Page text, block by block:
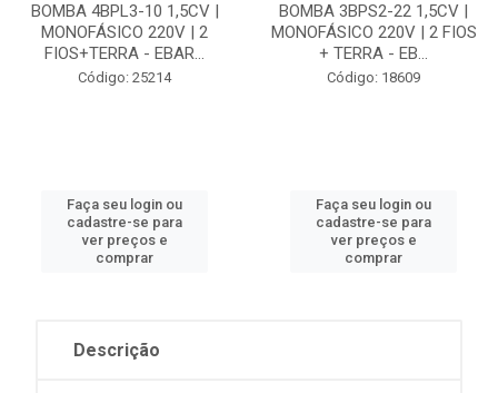
BOMBA 4BPL3-10 1,5CV |
MONOFÁSICO 220V | 2
FIOS+TERRA - EBAR...
Código: 25214
Faça seu login ou
cadastre-se para
ver preços e
comprar
BOMBA 3BPS2-22 1,5CV |
MONOFÁSICO 220V | 2 FIOS
+ TERRA - EB...
Código: 18609
Faça seu login ou
cadastre-se para
ver preços e
comprar
Descrição